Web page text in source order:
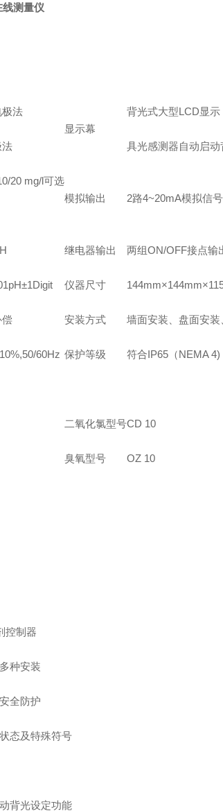
测量仪
法
法
显示幕
背光式大型LCD显示
具光感测器自动启动
20 mg/l可选
模拟输出 2路4~20mA模拟信
继电器输出 两组ON/OFF接点输
仪器尺寸
安装方式 墙面安装、盘面安
60Hz 保护等级 符合IP65（NEMA 4)
二氧化氯型号CD 10
臭氧型号 OZ 10
控制器
种安装
全防护
态及特殊符号
背光设定功能